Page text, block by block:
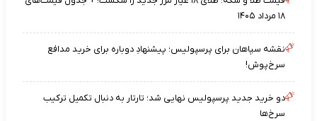
۱۸ مرداد ۱۴۰۵
نقشه‌ سپاهان برای پرسپولیس؛ پیشنهادِ دوباره برای خرید مدافع
سرخ‌پوش!
دو خرید جدید پرسپولیس نهایی شد؛ تارتار به دنبال تکمیل ترکیب
سرخ‌ها